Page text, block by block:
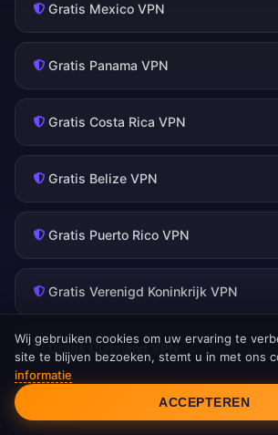
Gratis Mexico VPN
Gratis Panama VPN
Gratis Costa Rica VPN
Gratis Belize VPN
Gratis Puerto Rico VPN
Gratis Verenigd Koninkrijk VPN
Gratis Duitsland VPN
Cookietoestemming
Wij gebruiken cookies om uw ervaring te
site te blijven bezoeken, stemt u in met ons
informatie
ACCEPTEREN